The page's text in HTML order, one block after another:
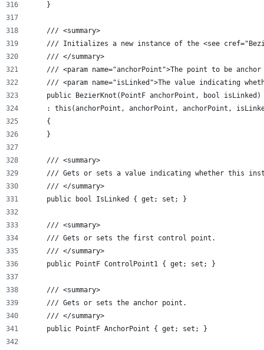
    }
    /// <summary>
/// Initializes a new instance of the <see
    /// </summary>
/// <param name="anchorPoint">The point to be
/// <param name="isLinked">The value indicating
    public BezierKnot(PointF anchorPoint, bool isLinked)
: this(anchorPoint, anchorPoint, anchorPoint,
    {
    }
    /// <summary>
/// Gets or sets a value indicating whether this
    /// </summary>
    public bool IsLinked { get; set; }
    /// <summary>
    /// Gets or sets the first control point.
    /// </summary>
    public PointF ControlPoint1 { get; set; }
    /// <summary>
    /// Gets or sets the anchor point.
    /// </summary>
    public PointF AnchorPoint { get; set; }